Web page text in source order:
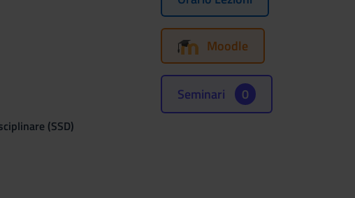
(SSD)
Moodle
Seminari 0